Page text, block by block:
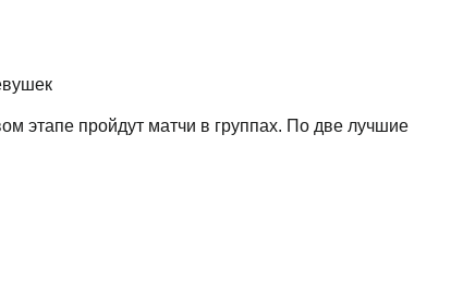
этапе пройдут матчи в группах. По две лучшие